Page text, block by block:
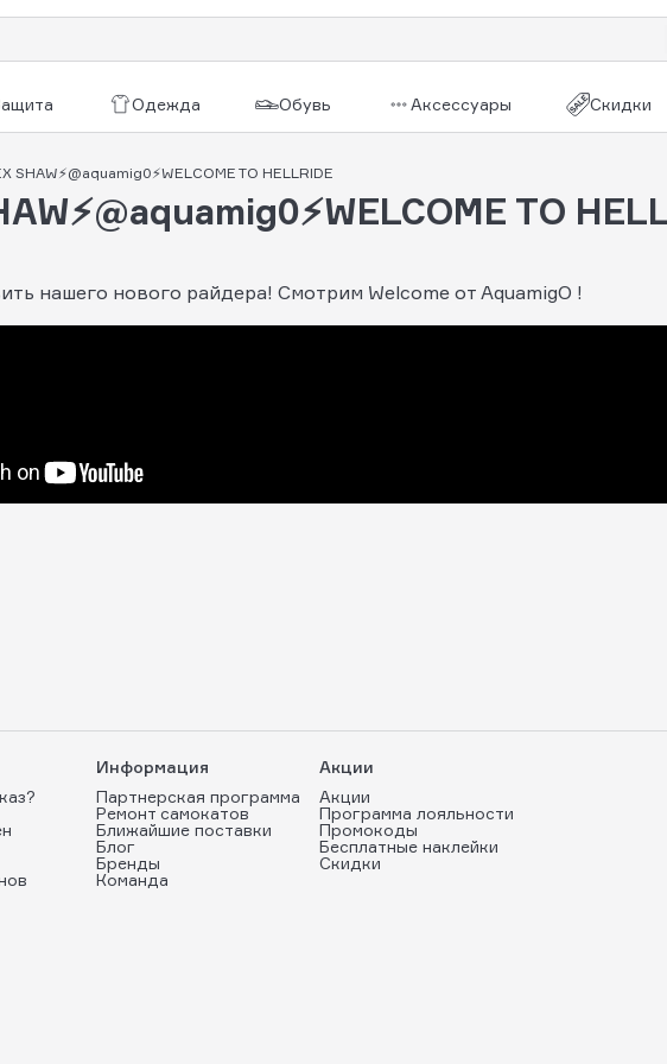
Одежда Обувь Аксессуары Скидки
SHAW⚡@aquamig0⚡WELCOME TO HELLRIDE
TO
нашего нового райдера! Смотрим Welcome от AquamigO !
Информация
Партнерская программа
Ремонт самокатов
Ближайшие поставки
Блог
Бренды
Команда
Акции
Акции
Программа лояльности
Промокоды
Бесплатные наклейки
Скидки